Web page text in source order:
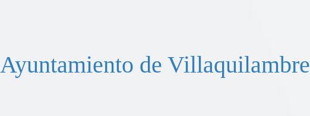
Ayuntamiento de Villaquilambre